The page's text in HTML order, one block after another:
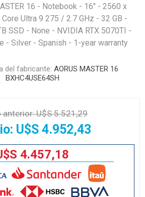
16 - Notebook - 16" - 2560 x
Ultra 9 275 / 2.7 GHz - 32 GB -
SSD - None - NVIDIA RTX 5070TI -
- Silver - Spanish - 1-year warranty
del fabricante: AORUS MASTER 16
BXHC4USE64SH
anterior:U$S 5.521,29
U$S 4.952,43
4.457,18